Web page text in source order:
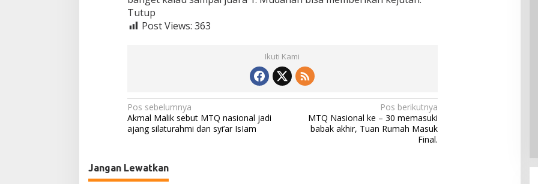
a
m
i
'
a
r
I
Tutup
Post Views: 363
Ikuti Kami
N
a
g
Pos sebelumnya
Akmal Malik sebut MTQ nasional jadi
ajang silaturahmi dan syi’ar IsIam
Pos berikutnya
MTQ Nasional ke – 30 memasuki
babak akhir, Tuan Rumah Masuk
Final.
Jangan Lewatkan